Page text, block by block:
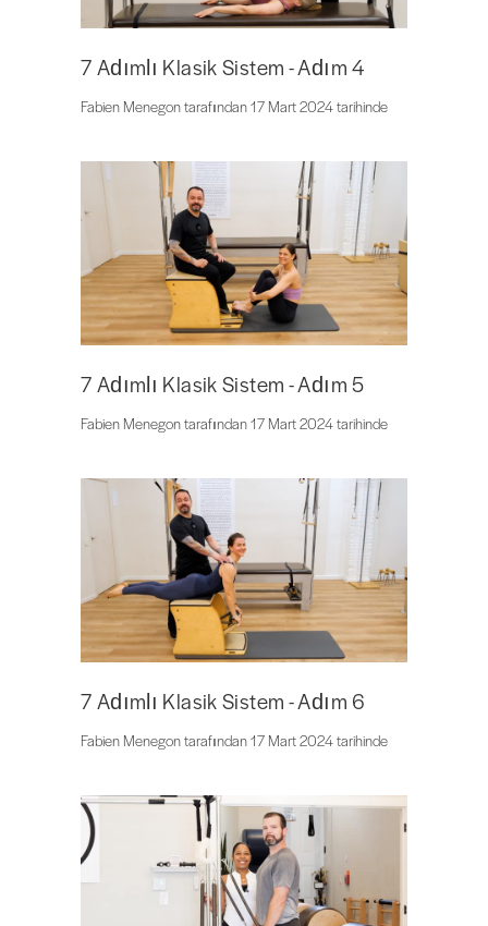
7 Adımlı Klasik Sistem - Adım 4
Fabien Menegon tarafından 17 Mart 2024 tarihinde
7 Adımlı Klasik Sistem - Adım 5
Fabien Menegon tarafından 17 Mart 2024 tarihinde
7 Adımlı Klasik Sistem - Adım 6
Fabien Menegon tarafından 17 Mart 2024 tarihinde